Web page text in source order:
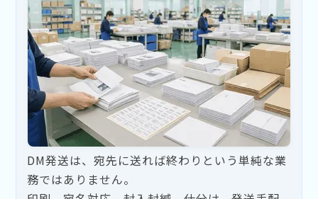
DM発送は、宛先に送れば終わりという単純な業
務ではありません。